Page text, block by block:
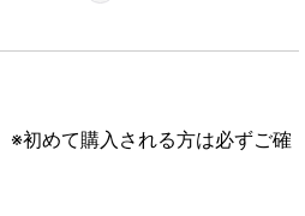
※初めて購入される方は必ずご確